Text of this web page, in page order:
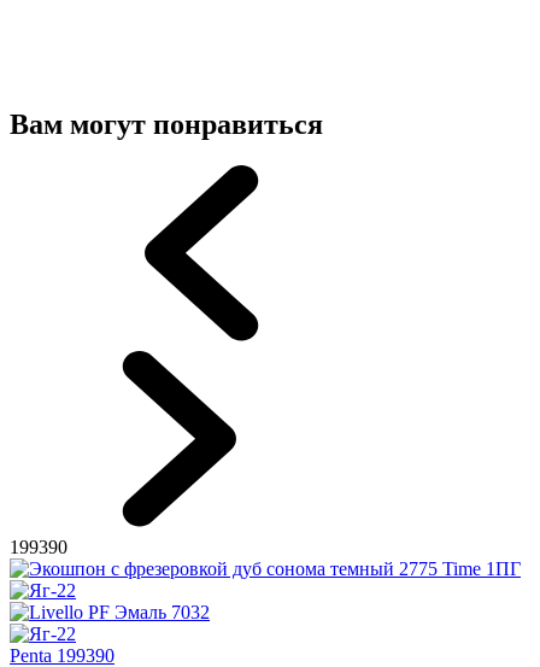
Вам могут понравиться
199390
Penta 199390